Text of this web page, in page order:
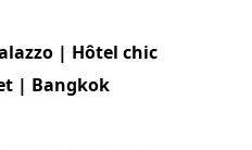
| Hôtel chic
| Bangkok